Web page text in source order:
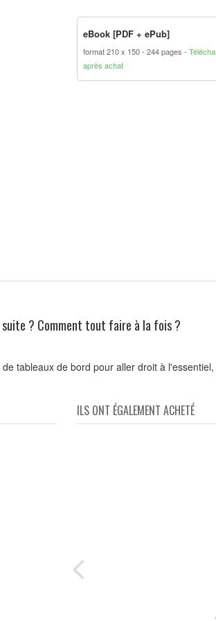
eBook [PDF + ePub]
format 210 x 150 244 pages
après achat
? Comment tout faire à la fois ?
tableaux de bord pour aller droit à l'essentiel,
ILS ONT ÉGALEMENT ACHETÉ